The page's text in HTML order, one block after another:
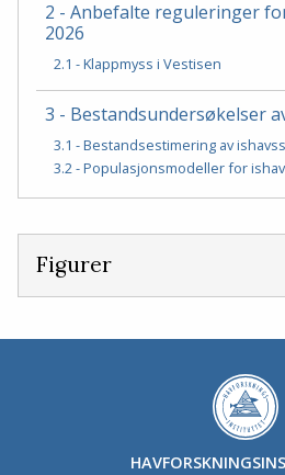
2 - Anbefalte reguleringer
2026
2.1 - Klappmyss i Vestisen
3 - Bestandsundersøkelser
3.1 - Bestandsestimering av
3.2 - Populasjonsmodeller for
Figurer